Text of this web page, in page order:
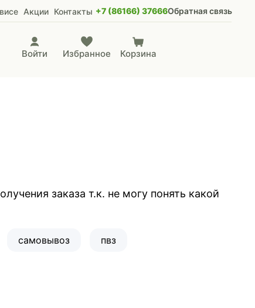
Акции Контакты +7 (86166) 37666Обратная связь
Войти Избранное Корзина
заказа т.к. не могу понять какой
самовывоз пвз